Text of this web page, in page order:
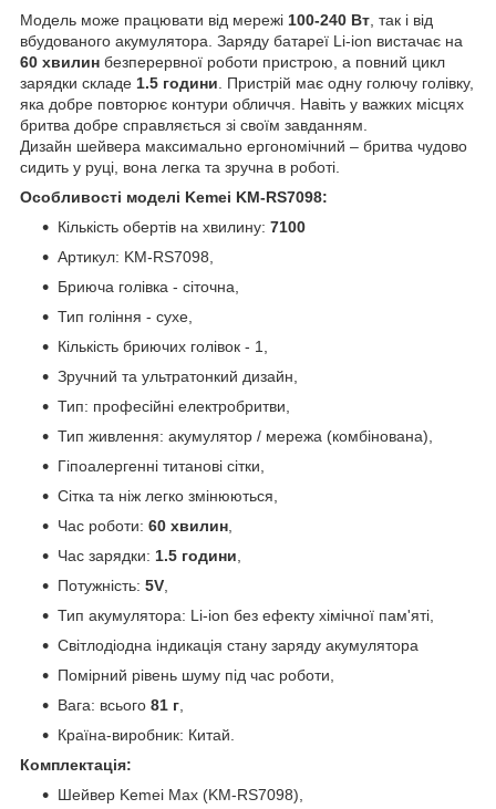
Модель може працювати від мережі 100-240 Вт , так і від
вбудованого акумулятора. Заряду батареї Li-ion вистачає на
60 хвилин безперервної роботи пристрою, а повний цикл
зарядки складе 1.5 години . Пристрій має одну голючу голівку,
яка добре повторює контури обличчя. Навіть у важких місцях
бритва добре справляється зі своїм завданням.
Дизайн шейвера максимально ергономічний – бритва чудово
сидить у руці, вона легка та зручна в роботі.
Особливості моделі Kemei KM-RS7098:
Кількість обертів на хвилину: 7100
Артикул: KM-RS7098,
Бриюча голівка - сіточна,
Тип гоління - сухе,
Кількість бриючих голівок - 1,
Зручний та ультратонкий дизайн,
Тип: професійні електробритви,
Тип живлення: акумулятор / мережа (комбінована),
Гіпоалергенні титанові сітки,
Сітка та ніж легко змінюються,
Час роботи: 60 хвилин
Час зарядки: 1.5 години
Потужність: 5V
Тип акумулятора: Li-ion без ефекту хімічної пам'яті,
Світлодіодна індикація стану заряду акумулятора
Помірний рівень шуму під час роботи,
Вага: всього 81 г
Країна-виробник: Китай.
Комплектація:
Шейвер Kemei Max (KM-RS7098),